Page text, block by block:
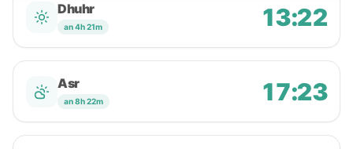
Dhuhr
an 4h 21m 13:22
Asr
an 8h 22m 17:23